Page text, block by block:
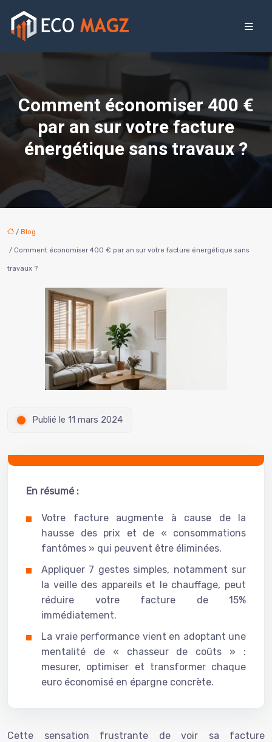
Comment économiser 400 €
par an sur votre facture
énergétique sans travaux ?
/ Blog
/ Comment économiser 400 € par an sur votre facture énergétique sans
travaux ?
Publié le 11 mars 2024
En résumé :
Votre facture augmente à cause de la
hausse des prix et de « consommations
fantômes » qui peuvent être éliminées.
Appliquer 7 gestes simples, notamment sur
la veille des appareils et le chauffage, peut
réduire votre facture de 15%
immédiatement.
La vraie performance vient en adoptant une
mentalité de « chasseur de coûts » :
mesurer, optimiser et transformer chaque
euro économisé en épargne concrète.
Cette sensation frustrante de voir sa facture